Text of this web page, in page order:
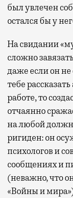
был увлечен
остался бы у
На свидании
сложно
даже если он
тебе
работе, то
отчаянно
на любой
ригиден: он
психологов и
сообщениях и
(неважно, что
«Войны и